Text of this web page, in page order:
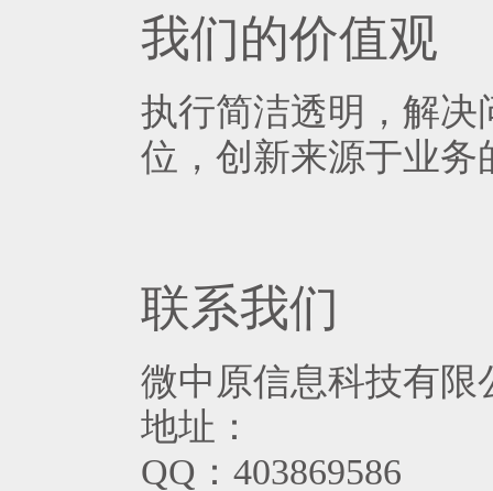
我们的价值观
执行简洁透明，解
位，创新来源于业
联系我们
微中原信息科技有限
地址：
QQ：403869586